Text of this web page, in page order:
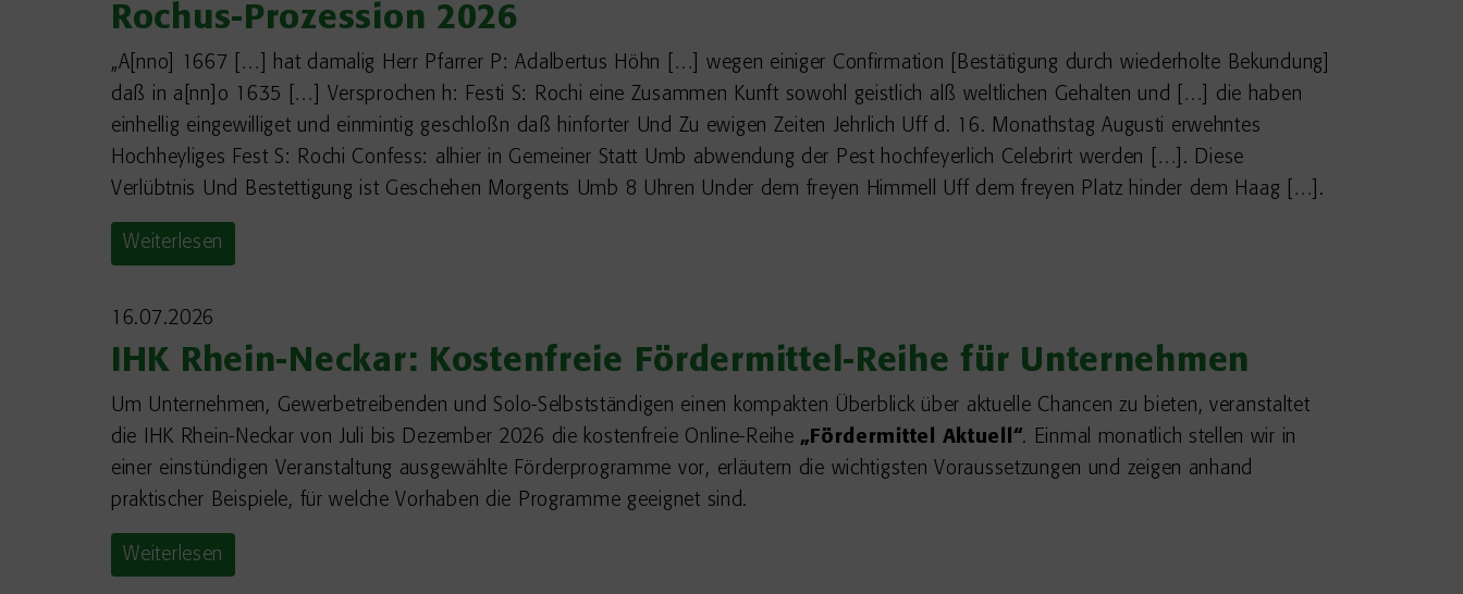
Rochus-Prozession 2026
„A[nno] 1667 […] hat damalig Herr Pfarrer P: Adalbertus Höhn […] wegen einiger Confirmation [Bestätigung durch wiederholte Bekundung]
daß in a[nn]o 1635 […] Versprochen h: Festi S: Rochi eine Zusammen Kunft sowohl geistlich alß weltlichen Gehalten und […] die haben
einhellig eingewilliget und einmintig geschloßn daß hinforter Und Zu ewigen Zeiten Jehrlich Uff d. 16. Monathstag Augusti erwehntes
Hochheyliges Fest S: Rochi Confess: alhier in Gemeiner Statt Umb abwendung der Pest hochfeyerlich Celebrirt werden […]. Diese
Verlübtnis Und Bestettigung ist Geschehen Morgents Umb 8 Uhren Under dem freyen Himmell Uff dem freyen Platz hinder dem Haag […].
Weiterlesen
16.07.2026
IHK Rhein-Neckar: Kostenfreie Fördermittel-Reihe für Unternehmen
Um Unternehmen, Gewerbetreibenden und Solo-Selbstständigen einen kompakten Überblick über aktuelle Chancen zu bieten, veranstaltet
die IHK Rhein-Neckar von Juli bis Dezember 2026 die kostenfreie Online-Reihe „Fördermittel Aktuell“. Einmal monatlich stellen wir in
einer einstündigen Veranstaltung ausgewählte Förderprogramme vor, erläutern die wichtigsten Voraussetzungen und zeigen anhand
praktischer Beispiele, für welche Vorhaben die Programme geeignet sind.
Weiterlesen